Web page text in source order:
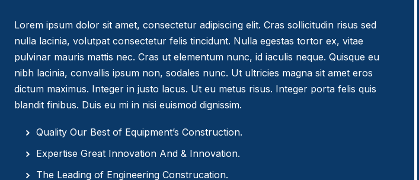
Lorem ipsum dolor sit amet, consectetur adipiscing elit. Cras sollicitudin risus sed
nulla lacinia, volutpat consectetur felis tincidunt. Nulla egestas tortor ex, vitae
pulvinar mauris mattis nec. Cras ut elementum nunc, id iaculis neque. Quisque eu
nibh lacinia, convallis ipsum non, sodales nunc. Ut ultricies magna sit amet eros
dictum maximus. Integer in justo lacus. Ut eu metus risus. Integer porta felis quis
blandit finibus. Duis eu mi in nisi euismod dignissim.
Quality Our Best of Equipment’s Construction.
Expertise Great Innovation And & Innovation.
The Leading of Engineering Construcation.